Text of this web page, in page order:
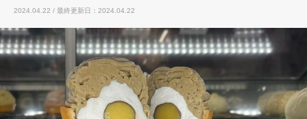
2024.04.22 / 最終更新日：2024.04.22